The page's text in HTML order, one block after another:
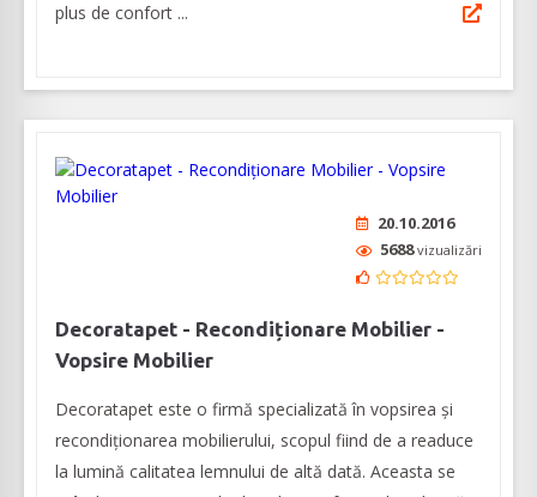
plus de confort ...
20.10.2016
5688vizualizări
Decoratapet - Recondiționare Mobilier -
Vopsire Mobilier
Decoratapet este o firmă specializată în vopsirea și
recondiționarea mobilierului, scopul fiind de a readuce
la lumină calitatea lemnului de altă dată. Aceasta se